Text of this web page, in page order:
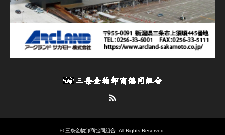
©三条金物卸商協同組合. All Rights Reserved.